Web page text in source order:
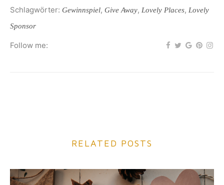
Schlagwörter: Gewinnspiel, Give Away, Lovely Places, Lovely
Sponsor
Follow me:
RELATED POSTS